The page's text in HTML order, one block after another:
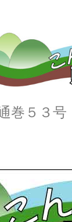
巻５３号